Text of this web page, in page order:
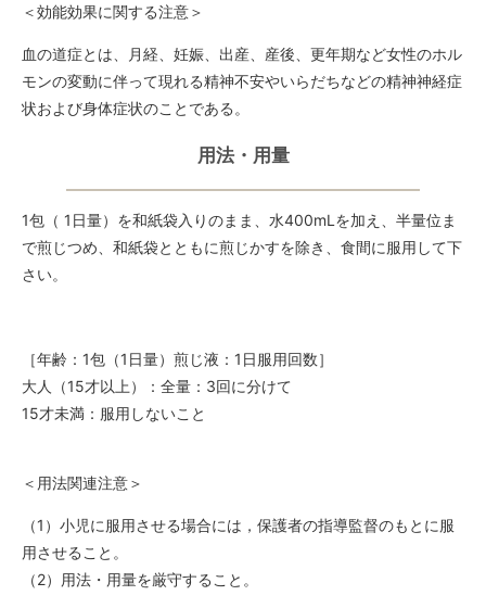
＜効能効果に関する注意＞
血の道症とは、月経、妊娠、出産、産後、更年期など女性のホル
モンの変動に伴って現れる精神不安やいらだちなどの精神神経症
状および身体症状のことである。
用法・用量
1包（ 1日量）を和紙袋入りのまま、水400mLを加え、半量位ま
で煎じつめ、和紙袋とともに煎じかすを除き、食間に服用して下
さい。
［年齢：1包（1日量）煎じ液：1日服用回数］
大人（15才以上）：全量：3回に分けて
15才未満：服用しないこと
＜用法関連注意＞
（1）小児に服用させる場合には，保護者の指導監督のもとに服
用させること。
（2）用法・用量を厳守すること。